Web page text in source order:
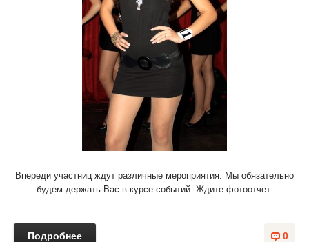
Впереди участниц ждут различные мероприятия. Мы обязательно
будем держать Вас в курсе событий. Ждите фотоотчет.
0
Подробнее